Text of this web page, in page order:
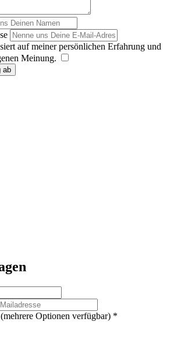
auf meiner persönlichen Erfahrung und
Meinung.
ab
Optionen verfügbar) *